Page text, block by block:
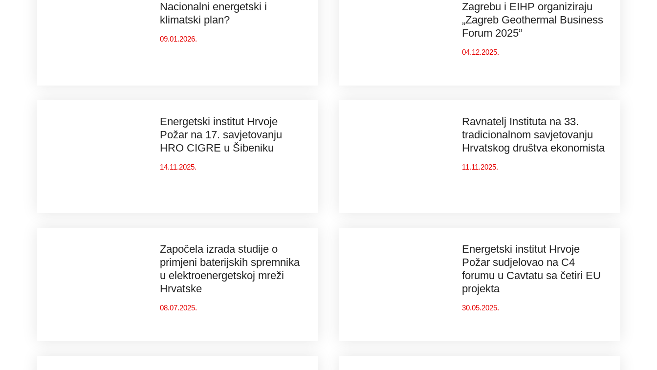
Nacionalni energetski i
klimatski plan?
09.01.2026.
Zagrebu i EIHP organiziraju
„Zagreb Geothermal Business
Forum 2025”
04.12.2025.
Energetski institut Hrvoje
Požar na 17. savjetovanju
HRO CIGRE u Šibeniku
14.11.2025.
Ravnatelj Instituta na 33.
tradicionalnom savjetovanju
Hrvatskog društva ekonomista
11.11.2025.
Započela izrada studije o
primjeni baterijskih spremnika
u elektroenergetskoj mreži
Hrvatske
08.07.2025.
Energetski institut Hrvoje
Požar sudjelovao na C4
forumu u Cavtatu sa četiri EU
projekta
30.05.2025.